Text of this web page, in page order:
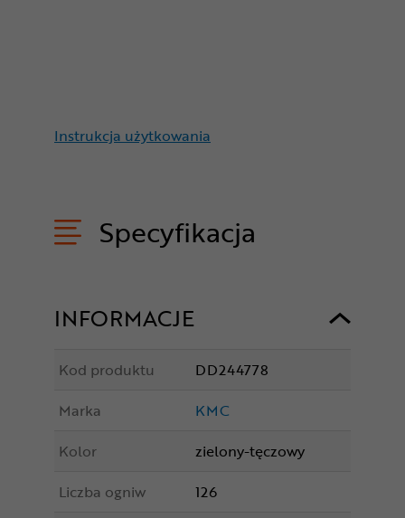
Instrukcja użytkowania
Specyfikacja
INFORMACJE
Kod produktu
DD244778
Marka
KMC
Kolor
zielony-tęczowy
Liczba ogniw
126